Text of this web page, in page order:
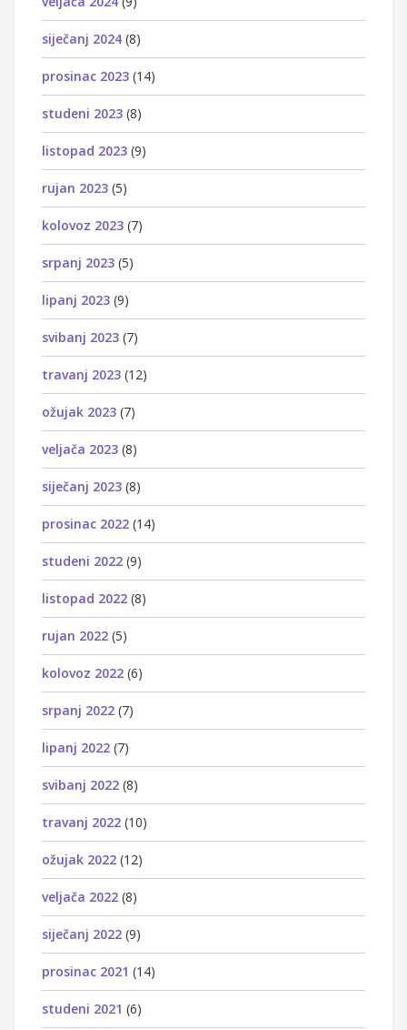
siječanj 2024 (8)
prosinac 2023 (14)
studeni 2023 (8)
listopad 2023 (9)
rujan 2023 (5)
kolovoz 2023 (7)
srpanj 2023 (5)
lipanj 2023 (9)
svibanj 2023 (7)
travanj 2023 (12)
ožujak 2023 (7)
veljača 2023 (8)
siječanj 2023 (8)
prosinac 2022 (14)
studeni 2022 (9)
listopad 2022 (8)
rujan 2022 (5)
kolovoz 2022 (6)
srpanj 2022 (7)
lipanj 2022 (7)
svibanj 2022 (8)
travanj 2022 (10)
ožujak 2022 (12)
veljača 2022 (8)
siječanj 2022 (9)
prosinac 2021 (14)
studeni 2021 (6)